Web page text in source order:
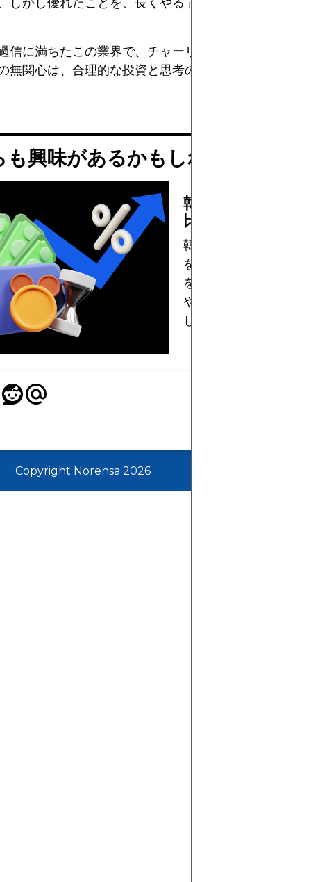
信に満ちたこの業界で、チャーリー・マンガーの静
無関心は、合理的な投資と思考の真の指針となり続
興味があるかもしれません
韓国の住宅ロー
比較方法と申請方
韓国の住宅ローンの
を把握し、固定・変
を比較。チョンセと
や申請手続きも詳し
します。
Copyright Norensa 2026